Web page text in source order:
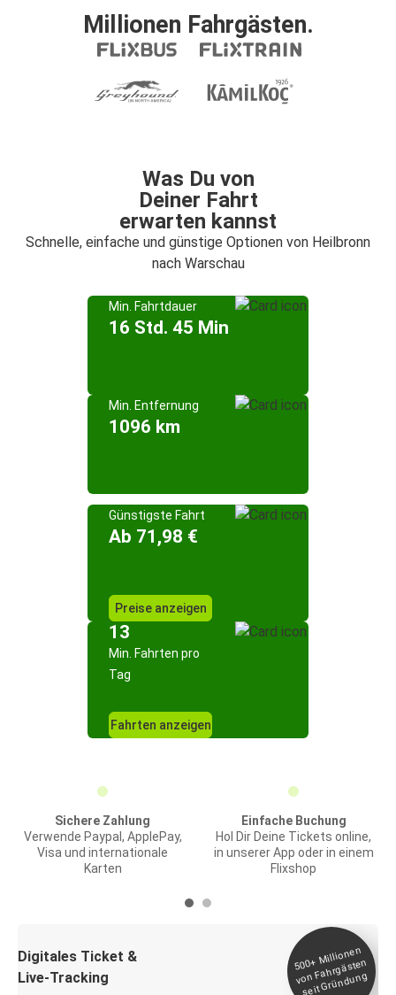
Millionen Fahrgästen.
Was Du von
Deiner Fahrt
erwarten kannst
Schnelle, einfache und günstige Optionen von Heilbronn
nach Warschau
Min. Fahrtdauer
16 Std. 45 Min
Min. Entfernung
1096 km
Günstigste Fahrt
Ab 71,98 €
Preise anzeigen
13
Min. Fahrten pro
Tag
Fahrten anzeigen
Sichere Zahlung
Verwende Paypal, ApplePay,
Visa und internationale
Karten
Einfache Buchung
Hol Dir Deine Tickets online,
in unserer App oder in einem
Flixshop
Digitales Ticket &
Live-Tracking
500+
Millionen
von Fahrgästen
seit
Gründung